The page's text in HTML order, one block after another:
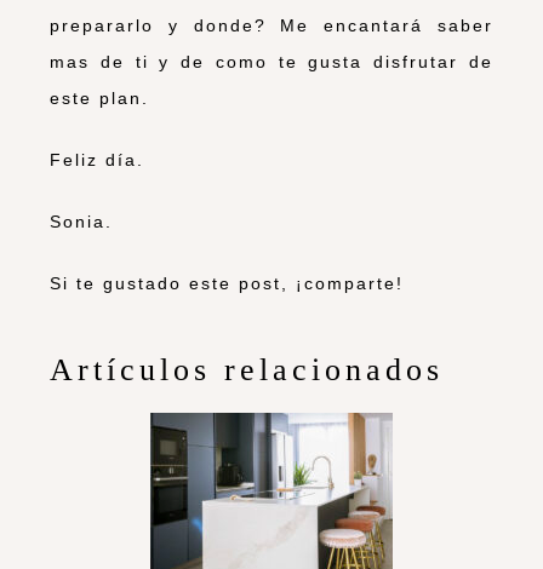
prepararlo y donde? Me encantará saber
mas de ti y de como te gusta disfrutar de
este plan.
Feliz día.
Sonia.
Si te gustado este post, ¡comparte!
Artículos relacionados